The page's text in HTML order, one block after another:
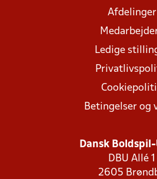
Afdelinger
Ledige
Betingelser og
Dansk
DBU Allé 1
2605